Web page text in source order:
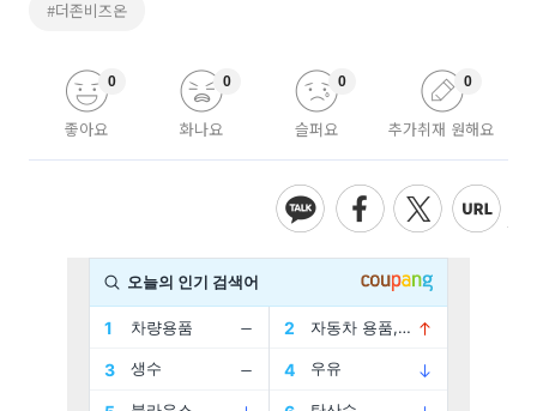
#더존비즈온
좋아요
0
화나요
0
슬퍼요
0
추가취재 원해요
0